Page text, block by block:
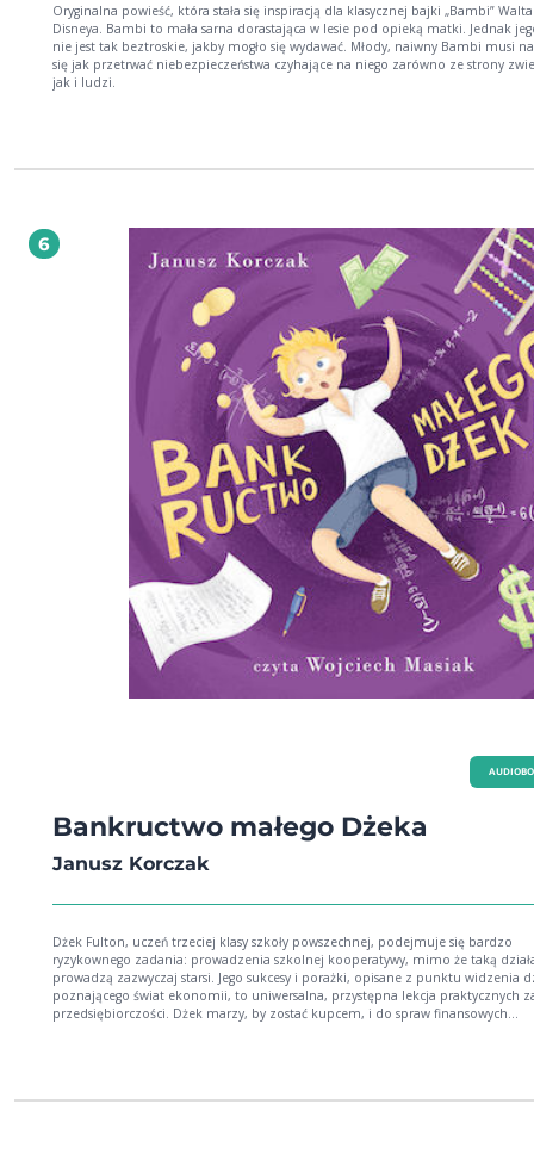
Oryginalna powieść, która stała się inspiracją dla klasycznej bajki „Bambi” Walta
Disneya. Bambi to mała sarna dorastająca w lesie pod opieką matki. Jednak jego życie
nie jest tak beztroskie, jakby mogło się wydawać. Młody, naiwny Bambi musi
się jak przetrwać niebezpieczeństwa czyhające na niego zarówno ze strony
jak i ludzi.
6
Bankructwo małego Dżeka
Janusz Korczak
Dżek Fulton, uczeń trzeciej klasy szkoły powszechnej, podejmuje się bardzo
ryzykownego zadania: prowadzenia szkolnej kooperatywy, mimo że taką
prowadzą zazwyczaj starsi. Jego sukcesy i porażki, opisane z punktu widzenia
poznającego świat ekonomii, to uniwersalna, przystępna lekcja praktycznych
przedsiębiorczości. Dżek marzy, by zostać kupcem, i do spraw finansowych
bankructwa?